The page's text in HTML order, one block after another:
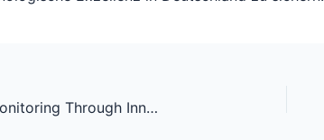
Maximising Coastal Ecosystem Monitoring Through Innovative Aquatic Data Collection